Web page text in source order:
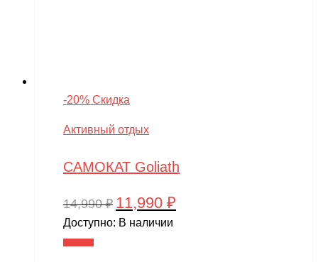
-20% Скидка
Активный отдых
САМОКАТ Goliath
14,990₽ Первоначальная
цена
11,990 ₽
Доступно: В наличии